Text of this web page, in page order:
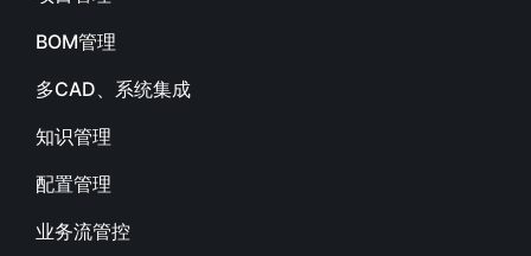
BOM管理
多CAD、系统集成
知识管理
配置管理
业务流管控